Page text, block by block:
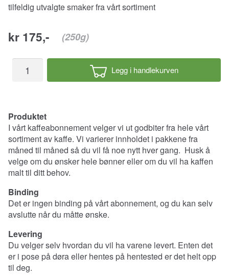
tilfeldig utvalgte smaker fra vårt sortiment
kr 175,- (250g)
Kaffeabonnement
nybrent
antall
Legg i handlekurven
Produktet
I vårt kaffeabonnement velger vi ut godbiter fra hele vårt
sortiment av kaffe. Vi varierer innholdet i pakkene fra
måned til måned så du vil få noe nytt hver gang. Husk å
velge om du ønsker hele bønner eller om du vil ha kaffen
malt til ditt behov.
Binding
Det er ingen binding på vårt abonnement, og du kan selv
avslutte når du måtte ønske.
Levering
Du velger selv hvordan du vil ha varene levert. Enten det
er i pose på døra eller hentes på hentested er det helt opp
til deg.